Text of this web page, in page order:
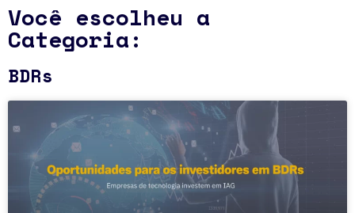
Você escolheu a
Categoria:
BDRs